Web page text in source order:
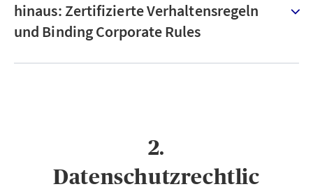
hinaus: Zertifizierte Verhaltensregeln
und Binding Corporate Rules
2.
Datenschutzrechtlic